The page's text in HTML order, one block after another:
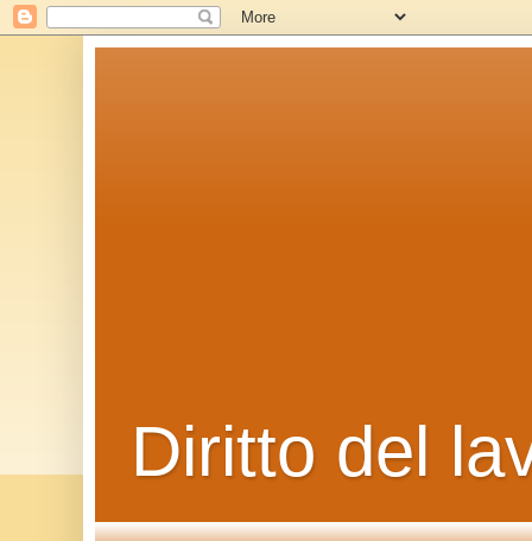
Diritto del